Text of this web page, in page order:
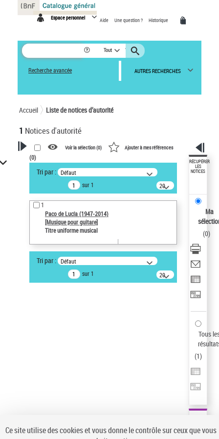
Espace personnel Aide Une question ? Historique
Tout
Recherche avancée AUTRES RECHERCHES
Accueil Liste de notices d’autorité
1 Notices d'autorité
VOTRE RECHERCHE
Recherche avancée dans les
notices d’autorité
Œuvres liées à l'auteur :
Paco de Lucía (1947-2014)
Type de notice d'autorité
Titre uniforme musical
Sauvegarder votre recherche
Voir la sélection (0) Ajouter à mes références
(0)
Tri par : Défaut
sur 1
20
résultats/page
1
Paco de Lucía (1947-2014)
[Musique pour guitare]
Titre uniforme musical
Tri par : Défaut
sur 1
20
résultats/page
RÉCUPÉRER
LES
NOTICES
Ma
(0)
Tous
(1)
Panneau de gestion des cookies
Ce site utilise des cookies et vous donne le contrôle sur ceux que vous